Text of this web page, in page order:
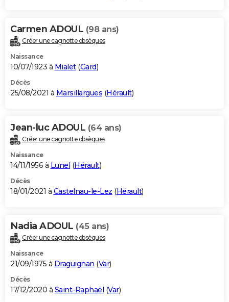
Carmen ADOUL (98 ans)
Créer une cagnotte obsèques
Naissance
10/07/1923 à Mialet(Gard)
Décès
25/08/2021 à Marsillargues (Hérault)
Jean-luc ADOUL (64 ans)
Créer une cagnotte obsèques
Naissance
14/11/1956 à Lunel (Hérault)
Décès
18/01/2021 à Castelnau-le-Lez (Hérault)
Nadia ADOUL (45 ans)
Créer une cagnotte obsèques
Naissance
21/09/1975 à Draguignan (Var)
Décès
17/12/2020 à Saint-Raphaël (Var)